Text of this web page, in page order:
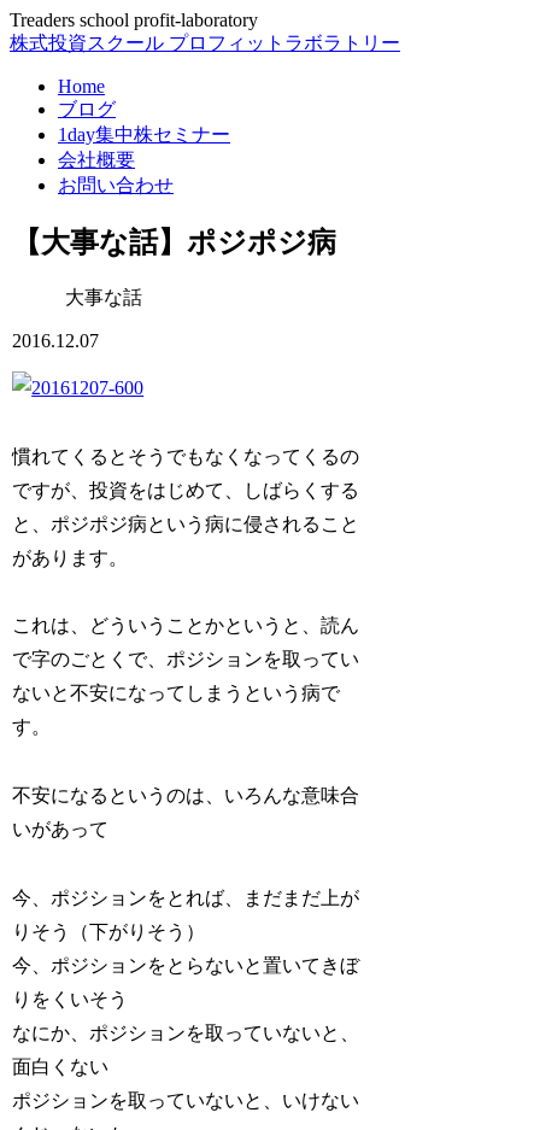
Treaders school profit-laboratory
株式投資スクール プロフィットラボラトリー
Home
ブログ
1day集中株セミナー
会社概要
お問い合わせ
【大事な話】ポジポジ病
大事な話
2016.12.07
慣れてくるとそうでもなくなってくるの
ですが、投資をはじめて、しばらくする
と、ポジポジ病という病に侵されること
があります。
これは、どういうことかというと、読ん
で字のごとくで、ポジションを取ってい
ないと不安になってしまうという病で
す。
不安になるというのは、いろんな意味合
いがあって
今、ポジションをとれば、まだまだ上が
りそう（下がりそう）
今、ポジションをとらないと置いてきぼ
りをくいそう
なにか、ポジションを取っていないと、
面白くない
ポジションを取っていないと、いけない